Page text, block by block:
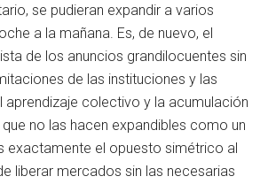
se pudieran expandir a varios
a la mañana. Es, de nuevo, el
de los anuncios grandilocuentes sin
de las instituciones y las
aprendizaje colectivo y la acumulación
no las hacen expandibles como un
exactamente el opuesto simétrico al
liberar mercados sin las necesarias